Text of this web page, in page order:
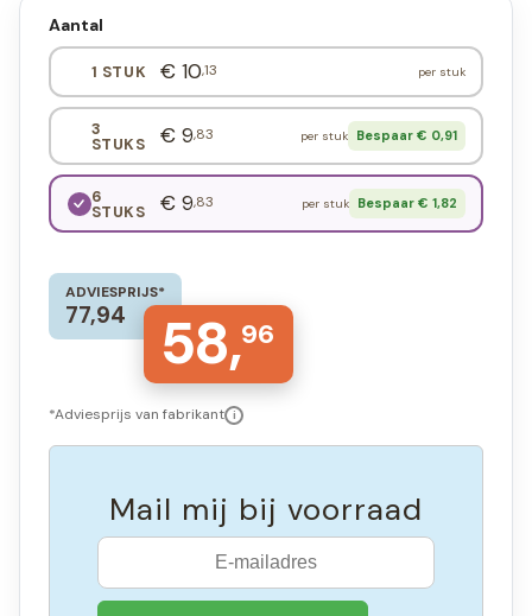
Aantal
1 STUK € 10,13 per stuk
3
STUKS € 9,83 per stuk Bespaar € 0,91
6
STUKS € 9,83 per stuk Bespaar € 1,82
ADVIESPRIJS*
77,94 58,96
*Adviesprijs van fabrikant i
Mail mij bij voorraad